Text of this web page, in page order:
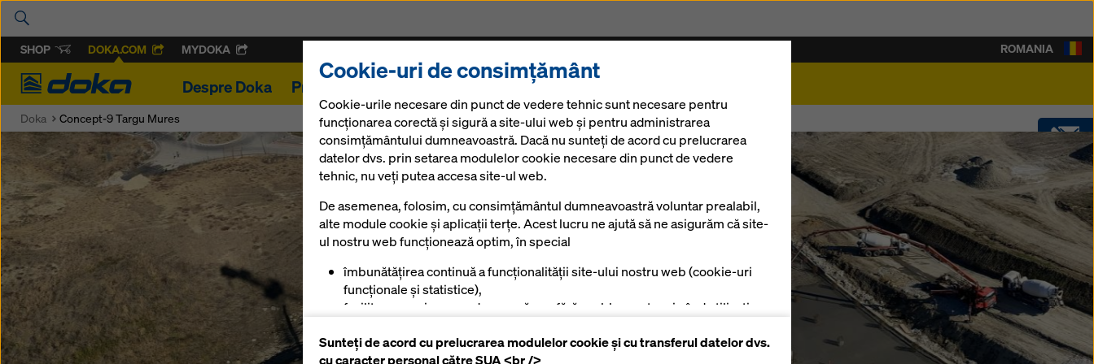
SHOP DOKA.COM MYDOKA
Doka
Despre Doka Proiecte Soluții Digitale
CONTACT
SOFTWARE
SHOP
ROMANIA
Doka Concept-9 Targu Mures
Cookie-uri de consimțământ
Cookie-urile necesare din punct de vedere tehnic sunt necesare pentru
funcționarea corectă și sigură a site-ului web și pentru administrarea
consimțământului dumneavoastră. Dacă nu sunteți de acord cu prelucrarea
datelor dvs. prin setarea modulelor cookie necesare din punct de vedere
tehnic, nu veți putea accesa site-ul web.
De asemenea, folosim, cu consimțământul dumneavoastră voluntar prealabil,
alte module cookie și aplicații terțe. Acest lucru ne ajută să ne asigurăm că site-
ul nostru web funcționează optim, în special
îmbunătățirea continuă a funcționalității site-ului nostru web (cookie-uri
funcționale și statistice),
facilitarea unui proces de cumpărare fără probleme atunci când utilizați
pentru a afișa reclame potrivite pentru dumneavoastră ca utilizator pe
Sunteți de acord cu prelucrarea modulelor cookie și cu transferul datelor dvs.
cu caracter personal către SUA <br />